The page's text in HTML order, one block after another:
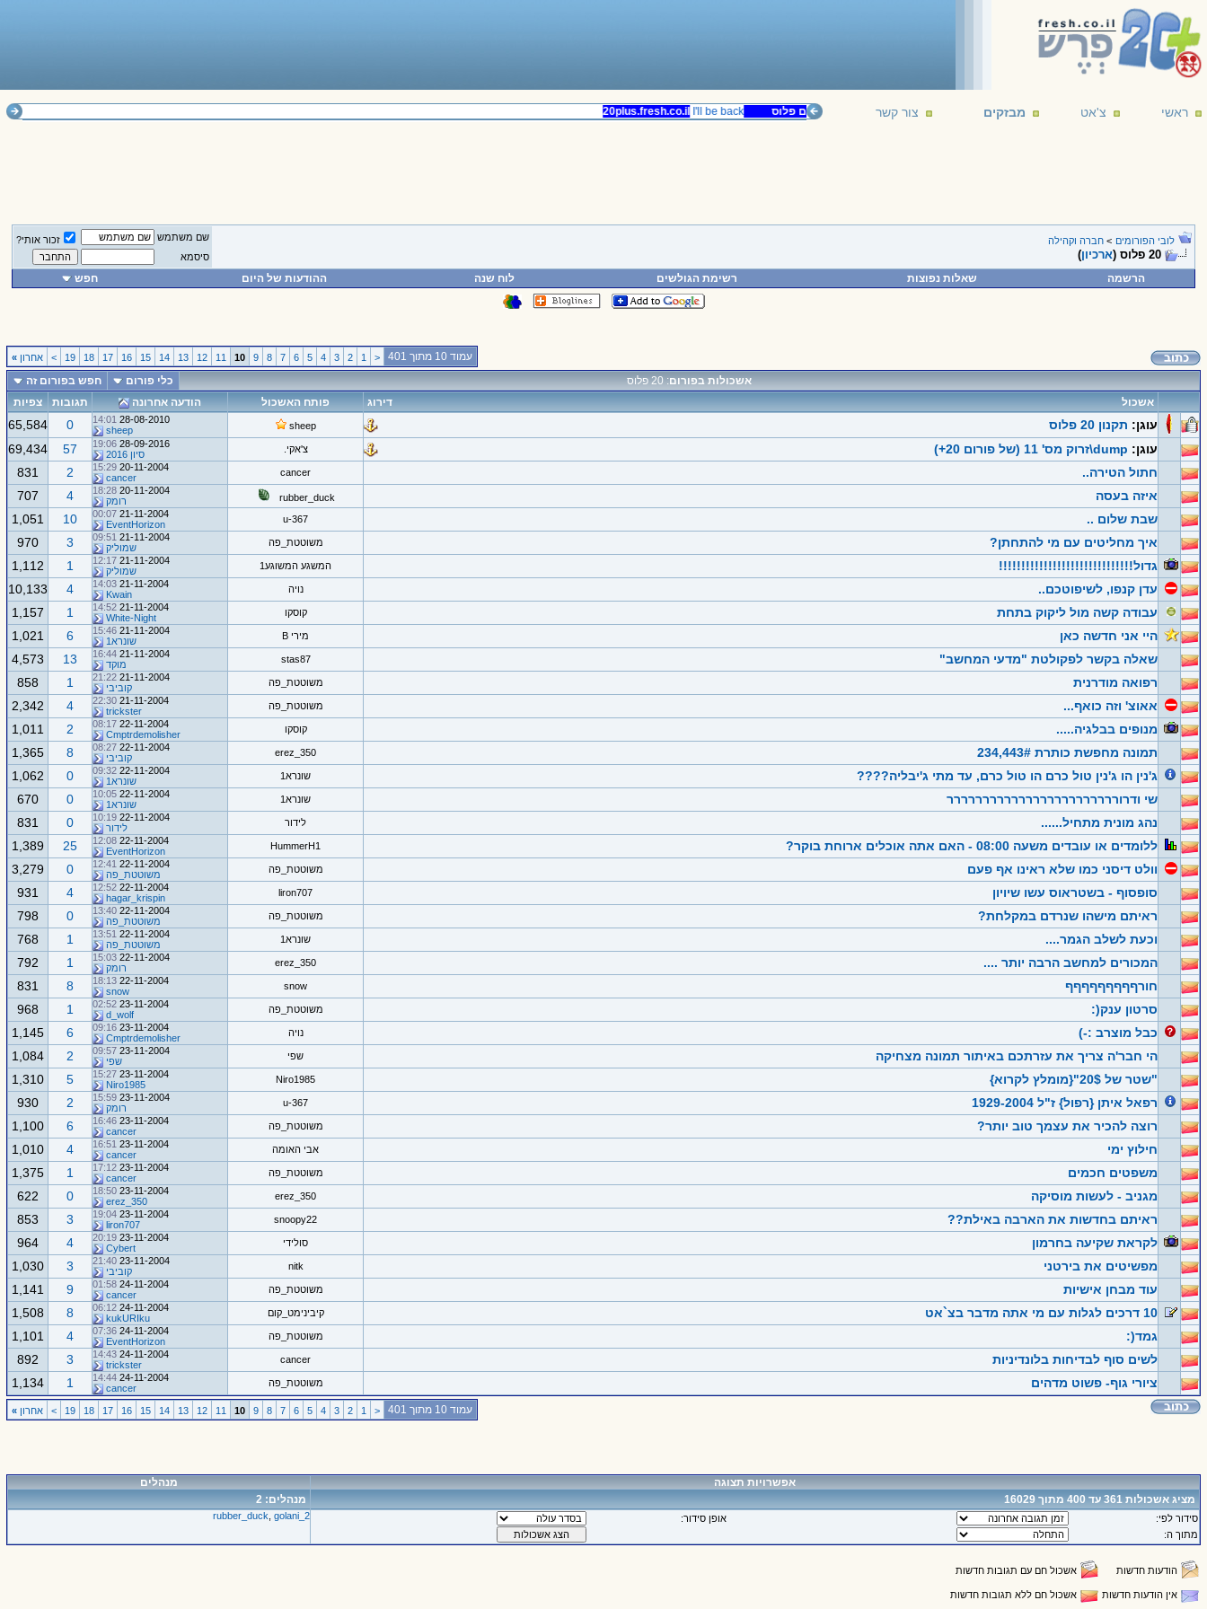
ראשי צ'אט מבזקים צור קשר עשרים פלוס I'll be back
לובי הפורומים > חברה וקהילה
20 פלוס ( ארכיון)
שם משתמש
זכור אותי?
סיסמא
הרשמה שאלות נפוצות רשימת הגולשים לוח שנה ההודעות של היום חפש
עמוד 10 מתוך 401 <
1
2
3
4
5
6
7
8
9
10
11
12
13
14
15
16
17
18
19
> אחרון »
אשכולות בפורום: 20 פלוס כלי פורום
חפש בפורום זה
דירוג
אשכול פותח האשכול הודעה אחרונה תגובות צפיות
עוגן: תקנון 20 פלוס sheep
28-08-2010
14:01
sheep
0
65,584
עוגן: dump\זרוק מס' 11 (של פורום 20+) צ'אקי. 28-09-2016
19:06
סיון 2016
57
69,434
חתול הטירה..
cancer
20-11-2004
15:29
cancer
2
831
איזה בעסה
rubber_duck
20-11-2004
18:28
רומק
4
707
שבת שלום ..
u-367
21-11-2004
00:07
EventHorizon
10
1,051
איך מחליטים עם מי להתחתן?
משוטטת_פה 21-11-2004
09:51
שמוליק
3
970
גדול!!!!!!!!!!!!!!!!!!!!!!!!!!!!!!
המשגע המשוגע1 21-11-2004
12:17
שמוליק
1
1,112
עדן קנפו, לשיפוטכם..
נויה 21-11-2004
14:03
Kwain
4
10,133
עבודה קשה מול ליקוק בתחת
קוסקו 21-11-2004
14:52
White-Night
1
1,157
היי אני חדשה כאן
מירי B 21-11-2004
15:46
שונרא1
6
1,021
שאלה בקשר לפקולטת "מדעי המחשב"
stas87
21-11-2004
16:44
מוקד
13
4,573
רפואה מודרנית
משוטטת_פה 21-11-2004
21:22
קוביבי
1
858
אאוצ' וזה כואף...
משוטטת_פה 21-11-2004
22:30
trickster
4
2,342
מנופים בבלגיה.....
קוסקו 22-11-2004
08:17
Cmptrdemolisher
2
1,011
תמונה מחפשת כותרת 234,443#
erez_350
22-11-2004
08:27
קוביבי
8
1,365
ג'נין הו ג'נין טול כרם הו טול כרם, עד מתי ג'יבליה????
שונרא1 22-11-2004
09:32
שונרא1
0
1,062
שי ודרורררררררררררררררררררררררר
שונרא1 22-11-2004
10:05
שונרא1
0
670
נהג מונית מתחיל......
לידור 22-11-2004
10:19
לידור
0
831
ללומדים או עובדים משעה 08:00 - האם אתה אוכלים ארוחת בוקר?
HummerH1
22-11-2004
12:08
EventHorizon
25
1,389
וולט דיסני כמו שלא ראינו אף פעם
משוטטת_פה 22-11-2004
12:41
משוטטת_פה
0
3,279
סופסוף - בשטראוס עשו שיויון
liron707
22-11-2004
12:52
hagar_krispin
4
931
ראיתם מישהו שנרדם במקלחת?
משוטטת_פה 22-11-2004
13:40
משוטטת_פה
0
798
וכעת לשלב הגמר....
שונרא1 22-11-2004
13:51
משוטטת_פה
1
768
המכורים למחשב הרבה יותר ....
erez_350
22-11-2004
15:03
רומק
1
792
חורףףףףףףףףף
snow
22-11-2004
18:13
snow
8
831
סרטון ענק(:
משוטטת_פה 23-11-2004
02:52
d_wolf
1
968
כבל מוצרב :-)
נויה 23-11-2004
09:16
Cmptrdemolisher
6
1,145
הי חבר'ה צריך את עזרתכם באיתור תמונה מצחיקה
שפי 23-11-2004
09:57
שפי
2
1,084
"שטר של 20$"{מומלץ לקרוא}
Niro1985
23-11-2004
15:27
Niro1985
5
1,310
רפאל איתן {רפול} ז"ל 1929-2004
u-367
23-11-2004
15:59
רומק
2
930
רוצה להכיר את עצמך טוב יותר?
משוטטת_פה 23-11-2004
16:46
cancer
6
1,100
חילוץ ימי
אבי האומה 23-11-2004
16:51
cancer
4
1,010
משפטים חכמים
משוטטת_פה 23-11-2004
17:12
cancer
1
1,375
מגניב - לעשות מוסיקה
erez_350
23-11-2004
18:50
erez_350
0
622
ראיתם בחדשות את הארבה באילת??
snoopy22
23-11-2004
19:04
liron707
3
853
לקראת שקיעה בחרמון
סולידי 23-11-2004
20:19
Cybert
4
964
מפשיטים את בירטני
nitk
23-11-2004
21:40
קוביבי
3
1,030
עוד מבחן אישיות
משוטטת_פה 24-11-2004
01:58
cancer
9
1,141
10 דרכים לגלות עם מי אתה מדבר בצ`אט
קיבינימט_קום 24-11-2004
06:12
kukURIku
8
1,508
גמד(:
משוטטת_פה 24-11-2004
07:36
EventHorizon
4
1,101
לשים סוף לבדיחות בלונדיניות
cancer
24-11-2004
14:43
trickster
3
892
ציורי גוף- פשוט מדהים
משוטטת_פה 24-11-2004
14:44
cancer
1
1,134
עמוד 10 מתוך 401 <
1
2
3
4
5
6
7
8
9
10
11
12
13
14
15
16
17
18
19
> אחרון »
אפשרויות תצוגה
מנהלים
מציג אשכולות 361 עד 400 מתוך 16029
מנהלים: 2
סידור לפי:
אופן סידור:
מתוך ה:
rubber_duck ,golani_2
הודעות חדשות אשכול חם עם תגובות חדשות
אין הודעות חדשות אשכול חם ללא תגובות חדשות